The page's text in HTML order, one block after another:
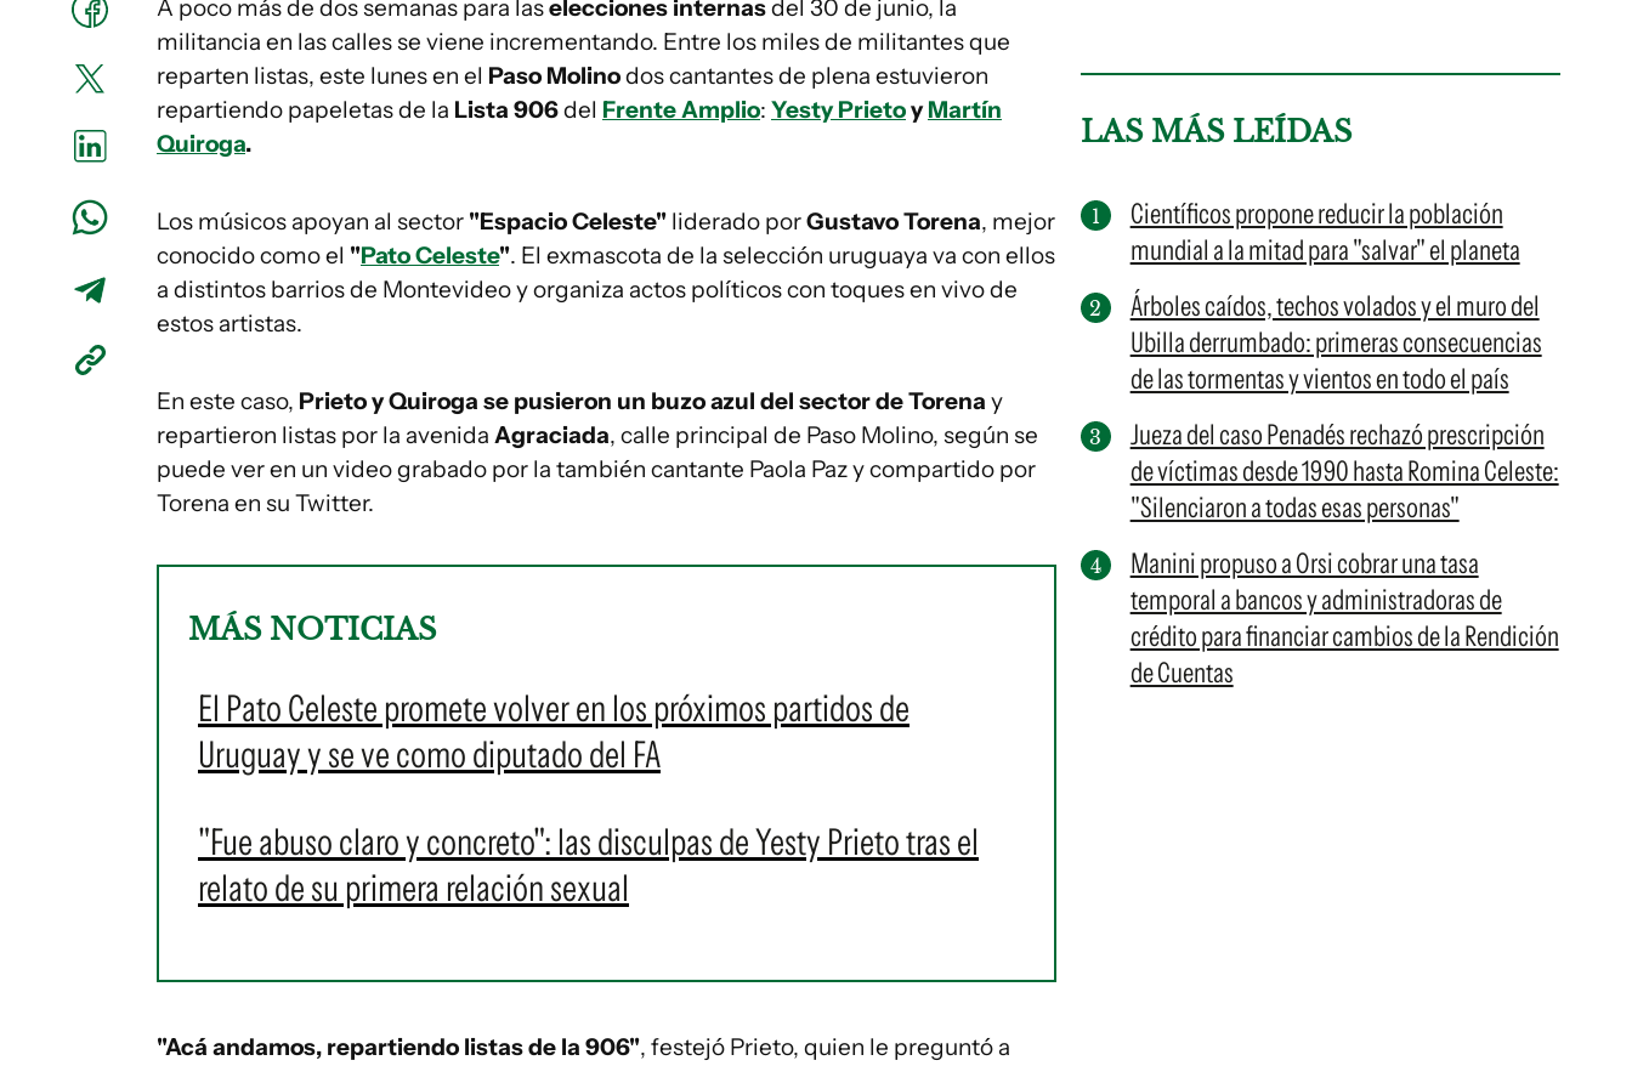
A poco más de dos semanas para laselecciones internasdel 30 de junio, la
militancia en las calles se viene incrementando. Entre los miles de militantes que
reparten listas, este lunes en el Paso Molinodos cantantes de plena estuvieron
repartiendo papeletas de la Lista 906del Frente Amplio: Yesty PrietoyMartín
Quiroga.
Los músicos apoyan al sector "Espacio Celeste" liderado porGustavo Torena, mejor
conocido como el "Pato Celeste". El exmascota de la selección uruguaya va con ellos
a distintos barrios de Montevideo y organiza actos políticos con toques en vivo de
estos artistas.
En este caso, Prieto y Quiroga se pusieron un buzo azul del sector de Torena y
repartieron listas por la avenida Agraciada, calle principal de Paso Molino, según se
puede ver en un video grabado por la también cantante Paola Paz y compartido por
Torena en su Twitter.
MÁS NOTICIAS
El Pato Celeste promete volver en los próximos partidos de
Uruguay y se ve como diputado del FA
"Fue abuso claro y concreto": las disculpas de Yesty Prieto tras el
relato de su primera relación sexual
"Acá andamos, repartiendo listas de la 906", festejó Prieto, quien le preguntó a
LAS MÁS LEÍDAS
Científicos propone reducir la población
mundial a la mitad para "salvar" el planeta
Árboles caídos, techos volados y el muro del
Ubilla derrumbado: primeras consecuencias
de las tormentas y vientos en todo el país
Jueza del caso Penadés rechazó prescripción
de víctimas desde 1990 hasta Romina Celeste:
"Silenciaron a todas esas personas"
Manini propuso a Orsi cobrar una tasa
temporal a bancos y administradoras de
crédito para financiar cambios de la Rendición
de Cuentas